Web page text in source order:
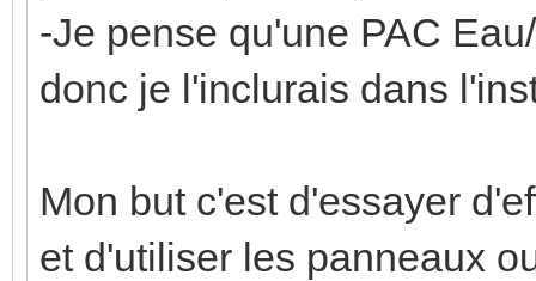
-Je pense qu'une PAC
donc je l'inclurais dans
Mon but c'est d'essayer
et d'utiliser les panneaux